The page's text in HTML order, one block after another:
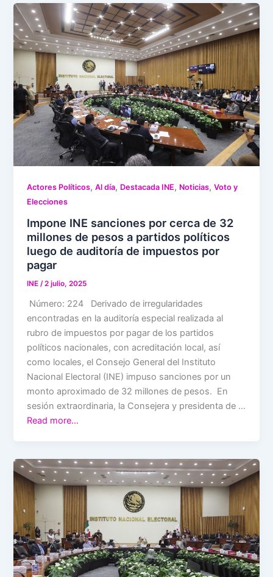
Actores Políticos,Al día, Destacada INE, Noticias,Voto y
Elecciones
Impone INE sanciones por cerca de 32
millones de pesos a partidos políticos
luego de auditoría de impuestos por
pagar
INE/2 julio, 2025
Número: 224 Derivado de irregularidades
encontradas en la auditoría especial realizada al
rubro de impuestos por pagar de los partidos
políticos nacionales, con acreditación local, así
como locales, el Consejo General del Instituto
Nacional Electoral (INE) impuso sanciones por un
monto aproximado de 32 millones de pesos. En
sesión extraordinaria, la Consejera y presidenta de …
Read more…